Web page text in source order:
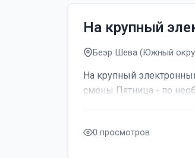
На крупный
Беэр Шева (Южный
На крупный
смены Пятница - по
0 просмотров